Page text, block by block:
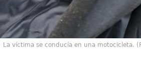
La víctima se conducía en una motocicleta.